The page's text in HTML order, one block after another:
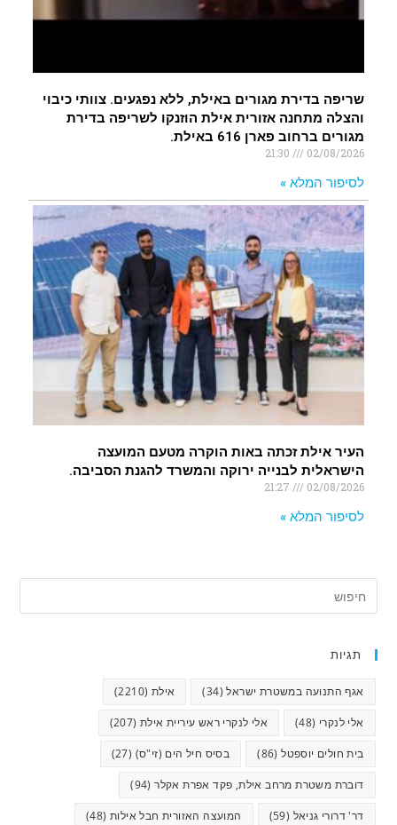
שריפה בדירת מגורים באילת, ללא נפגעים. צוותי כיבוי
והצלה מתחנה אזורית אילת הוזנקו לשריפה בדירת
מגורים ברחוב פארן 616 באילת.
02/08/2026
לסיפור המלא »
העיר אילת זכתה באות הוקרה מטעם המועצה
הישראלית לבנייה ירוקה והמשרד להגנת הסביבה.
02/08/2026
לסיפור המלא »
תגיות
אגף התנועה במשטרת ישראל(34) אילת (2210)
אלי לנקרי (48) אלי לנקרי ראש עיריית אילת (207)
בית חולים יוספטל(86) בסיס חיל הים (זי"ס) (27)
דוברת משטרת מרחב אילת, פקד אפרת אקלר(94)
דר' דרורי גניאל (59) המועצה האזורית חבל אילות (48)